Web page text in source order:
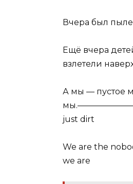
Вчера был
Ещё вчера
взлетели
А мы — пустое
just dirt
We are the
we are